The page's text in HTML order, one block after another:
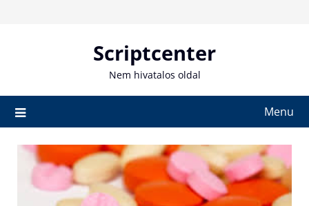
Scriptcenter
Nem hivatalos oldal
Menu